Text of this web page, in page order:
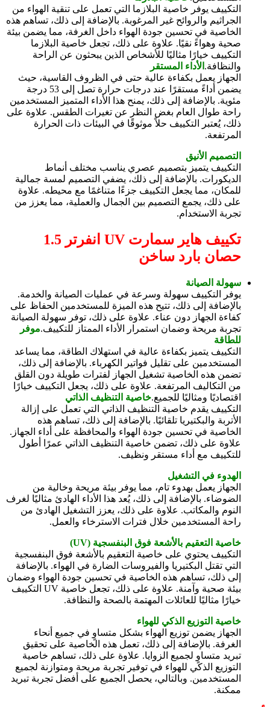
التكييف يوفر خاصية البلازما التي تعمل على تنقية الهواء من
الجراثيم والروائح غير المرغوبة. بالإضافة إلى ذلك، تساهم هذه
الخاصية في تحسين جودة الهواء داخل الغرفة، مما يضمن بيئة
صحية وهواءً نقيًا. علاوة على ذلك، تجعل خاصية البلازما
التكييف خيارًا مثاليًا للأشخاص الذين يبحثون عن الراحة
والنظافة. الأداء المستقر
الجهاز يعمل بكفاءة عالية حتى في الظروف القاسية، حيث
يضمن أداءً مستقرًا عند درجات حرارة تصل إلى 53 درجة
مئوية. بالإضافة إلى ذلك، يمنح هذا الأداء المتميز المستخدمين
راحة طوال العام بغض النظر عن تغيرات الطقس. علاوة على
ذلك، يُعتبر التكييف حلاً موثوقًا في البيئات ذات الحرارة
المرتفعة.
التصميم الأنيق
التكييف يتميز بتصميم عصري يناسب مختلف أنماط
الديكورات. بالإضافة إلى ذلك، يضفي التصميم لمسة جمالية
للمكان، مما يجعل التكييف جزءًا متناغمًا مع محيطه. علاوة
على ذلك، يجمع التصميم بين الجمال والعملية، مما يعزز من
تجربة الاستخدام.
تكييف هاير سمارت UV انفرتر 1.5
حصان بارد ساخن
سهولة الصيانة
يوفر التكييف سهولة وسرعة في عمليات الصيانة والخدمة.
بالإضافة إلى ذلك، تتيح هذه الميزة للمستخدمين الحفاظ على
كفاءة الجهاز دون عناء. علاوة على ذلك، توفر سهولة الصيانة
تجربة مريحة وضمان استمرار الأداء الممتاز للتكييف.موفر
للطاقة
التكييف يتميز بكفاءة عالية في استهلاك الطاقة، مما يساعد
المستخدمين على تقليل فواتير الكهرباء. بالإضافة إلى ذلك،
تضمن هذه الخاصية تشغيل الجهاز لفترات طويلة دون القلق
من التكاليف المرتفعة. علاوة على ذلك، يجعل التكييف خيارًا
اقتصاديًا ومثاليًا للجميع.خاصية التنظيف الذاتي
التكييف يقدم خاصية التنظيف الذاتي التي تعمل على إزالة
الأتربة والبكتيريا تلقائيًا. بالإضافة إلى ذلك، تساهم هذه
الخاصية في تحسين جودة الهواء والمحافظة على أداء الجهاز.
علاوة على ذلك، تضمن خاصية التنظيف الذاتي عمرًا أطول
للتكييف مع أداء مستقر ونظيف.
الهدوء في التشغيل
الجهاز يعمل بهدوء تام، مما يوفر بيئة مريحة وخالية من
الضوضاء. بالإضافة إلى ذلك، يُعد هذا الأداء الهادئ مثاليًا لغرف
النوم والمكاتب. علاوة على ذلك، يعزز التشغيل الهادئ من
راحة المستخدمين خلال فترات الاسترخاء والعمل.
خاصية التعقيم بالأشعة فوق البنفسجية (UV)
التكييف يحتوي على خاصية التعقيم بالأشعة فوق البنفسجية
التي تقتل البكتيريا والفيروسات الضارة في الهواء. بالإضافة
إلى ذلك، تساهم هذه الخاصية في تحسين جودة الهواء وضمان
بيئة صحية وآمنة. علاوة على ذلك، تجعل خاصية UV التكييف
خيارًا مثاليًا للعائلات المهتمة بالصحة والنظافة.
خاصية التوزيع الذكي للهواء
الجهاز يضمن توزيع الهواء بشكل متساوٍ في جميع أنحاء
الغرفة. بالإضافة إلى ذلك، تعمل هذه الخاصية على تحقيق
تبريد متساوٍ لجميع الزوايا. علاوة على ذلك، تساهم خاصية
التوزيع الذكي للهواء في توفير تجربة مريحة ومتوازنة لجميع
المستخدمين. وبالتالي، يحصل الجميع على أفضل تجربة تبريد
ممكنة.